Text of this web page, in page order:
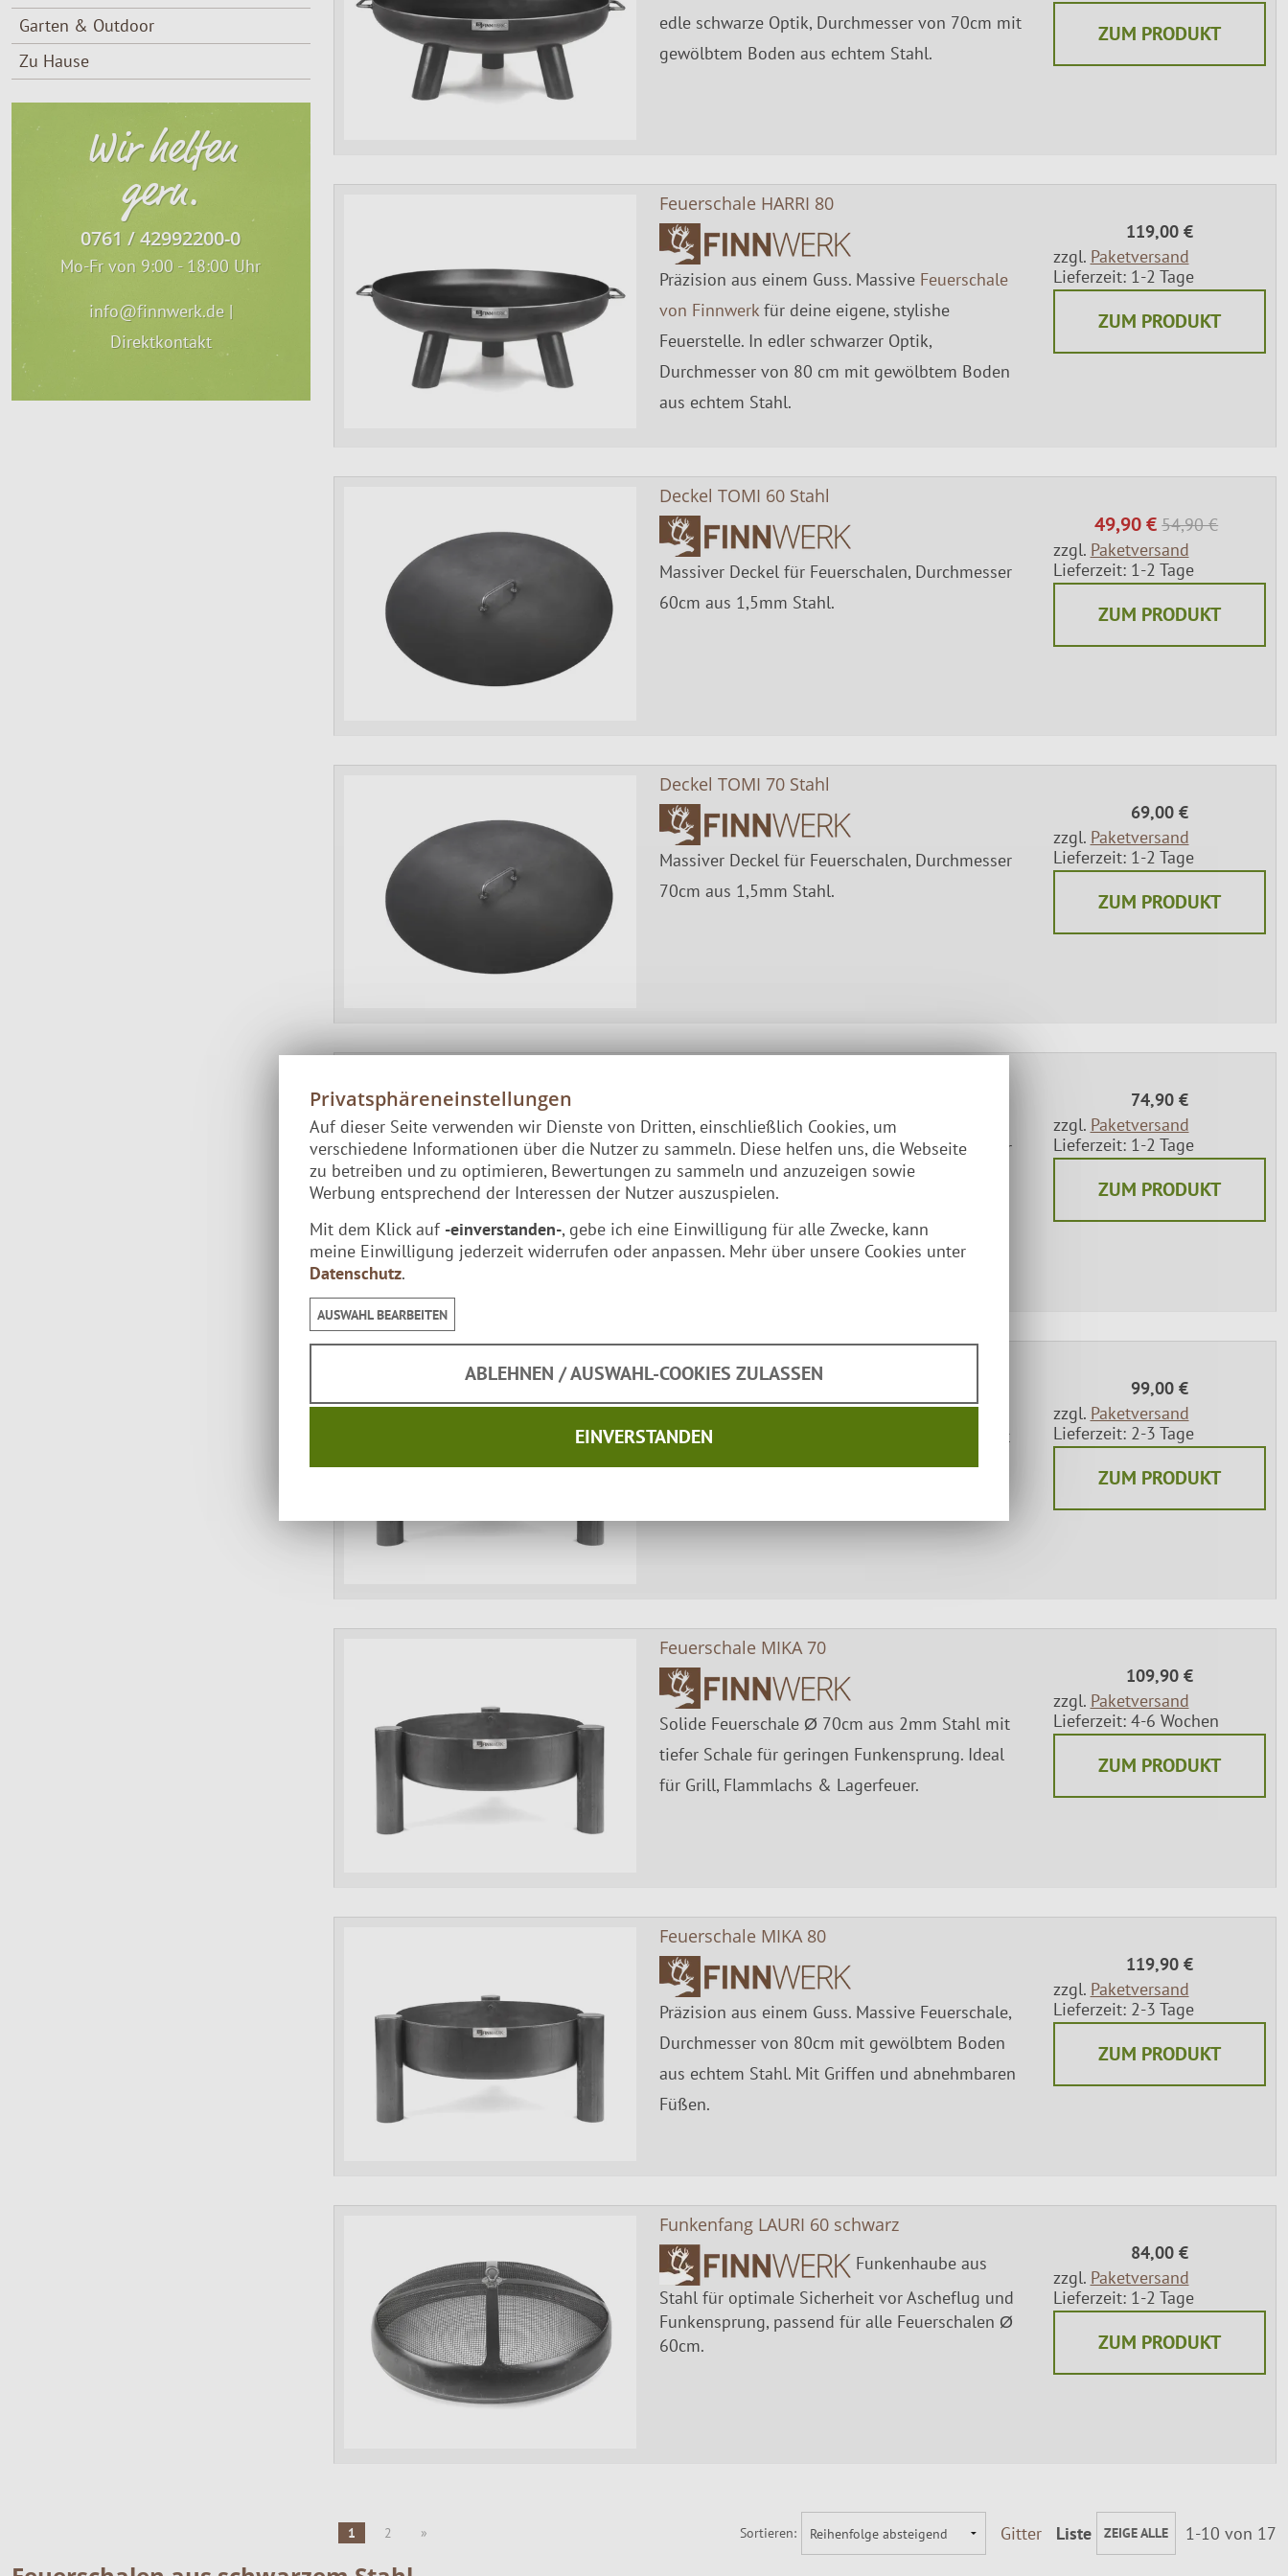
Garten & Outdoor
Zu Hause
Wir helfen
gern.
0761 / 42992200-0
Mo-Fr von 9:00 - 18:00 Uhr
info@finnwerk.de|
Direktkontakt
edle schwarze Optik, Durchmesser von 70cm mit
gewölbtem Boden aus echtem Stahl.
ZUM PRODUKT
Feuerschale HARRI 80
Präzision aus einem Guss. Massive Feuerschale
von Finnwerkfür deine eigene, stylishe
Feuerstelle. In edler schwarzer Optik,
Durchmesser von 80 cm mit gewölbtem Boden
aus echtem Stahl.
119,00 €
zzgl. Paketversand
Lieferzeit: 1-2 Tage
ZUM PRODUKT
Deckel TOMI 60 Stahl
Massiver Deckel für Feuerschalen, Durchmesser
60cm aus 1,5mm Stahl.
49,90 €54,90 €
zzgl. Paketversand
Lieferzeit: 1-2 Tage
ZUM PRODUKT
Deckel TOMI 70 Stahl
Massiver Deckel für Feuerschalen, Durchmesser
70cm aus 1,5mm Stahl.
69,00 €
zzgl. Paketversand
Lieferzeit: 1-2 Tage
ZUM PRODUKT
Massiver Deckel für Feuerschalen, Durchmesser
80cm aus 1,5mm Stahl.
74,90 €
zzgl. Paketversand
Lieferzeit: 1-2 Tage
ZUM PRODUKT
Solide Feuerschale Ø 60cm aus 2mm Stahl mit
tiefer Schale für geringen Funkensprung. Ideal
99,00 €
zzgl. Paketversand
Lieferzeit: 2-3 Tage
ZUM PRODUKT
Feuerschale MIKA 70
Solide Feuerschale Ø 70cm aus 2mm Stahl mit
tiefer Schale für geringen Funkensprung. Ideal
für Grill, Flammlachs & Lagerfeuer.
109,90 €
zzgl. Paketversand
Lieferzeit: 4-6 Wochen
ZUM PRODUKT
Feuerschale MIKA 80
Präzision aus einem Guss. Massive Feuerschale,
Durchmesser von 80cm mit gewölbtem Boden
aus echtem Stahl. Mit Griffen und abnehmbaren
Füßen.
119,90 €
zzgl. Paketversand
Lieferzeit: 2-3 Tage
ZUM PRODUKT
Funkenfang LAURI 60 schwarz
Funkenhaube aus
Stahl für optimale Sicherheit vor Ascheflug und
Funkensprung, passend für alle Feuerschalen Ø
60cm.
84,00 €
zzgl. Paketversand
Lieferzeit: 1-2 Tage
ZUM PRODUKT
1 2 » 1-10 von 17
Sortieren: Gitter Liste ZEIGE ALLE
Privatsphäreneinstellungen
Auf dieser Seite verwenden wir Dienste von Dritten, einschließlich Cookies, um
verschiedene Informationen über die Nutzer zu sammeln. Diese helfen uns, die Webseite
zu betreiben und zu optimieren, Bewertungen zu sammeln und anzuzeigen sowie
Werbung entsprechend der Interessen der Nutzer auszuspielen.
Mit dem Klick auf -einverstanden-, gebe ich eine Einwilligung für alle Zwecke, kann
meine Einwilligung jederzeit widerrufen oder anpassen. Mehr über unsere Cookies unter
Datenschutz.
AUSWAHL BEARBEITEN
ABLEHNEN / AUSWAHL-COOKIES ZULASSEN
EINVERSTANDEN